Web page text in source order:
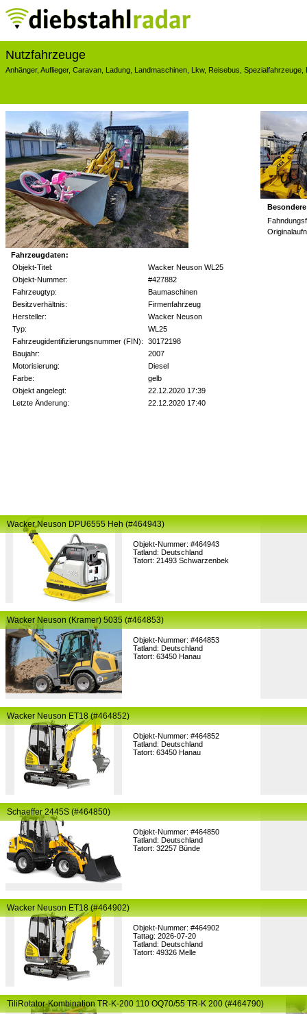
Nutzfahrzeuge
Anhänger, Auflieger, Caravan Ladung Landmaschinen Lkw, Reisebus Spezialfahrzeuge
Fahrzeugdaten:
Objekt-Titel:
Wacker Neuson WL25
Objekt-Nummer:
#427882
Fahrzeugtyp:
Baumaschinen
Besitzverhältnis:
Firmenfahrzeug
Hersteller:
Wacker Neuson
Typ:
WL25
Fahrzeugidentifizierungsnummer (FIN):
30172198
Baujahr:
2007
Motorisierung:
Diesel
Farbe:
gelb
Objekt angelegt:
22.12.2020 17:39
Letzte Änderung:
22.12.2020 17:40
Objekt-Nummer: #464943
Tatland: Deutschland
Tatort: 21493 Schwarzenbek
Wacker Neuson DPU6555 Heh (#464943)
Objekt-Nummer: #464853
Tatland: Deutschland
Tatort: 63450 Hanau
Wacker Neuson (Kramer) 5035 (#464853)
Objekt-Nummer: #464852
Tatland: Deutschland
Tatort: 63450 Hanau
Wacker Neuson ET18 (#464852)
Objekt-Nummer: #464850
Tatland: Deutschland
Tatort: 32257 Bünde
Schaeffer 2445S (#464850)
Objekt-Nummer: #464902
Tattag: 2026-07-20
Tatland: Deutschland
Tatort: 49326 Melle
Wacker Neuson ET18 (#464902)
TiliRotator-Kombination TR-K-200 110 OQ70/55 TR-K 200 (#464790)